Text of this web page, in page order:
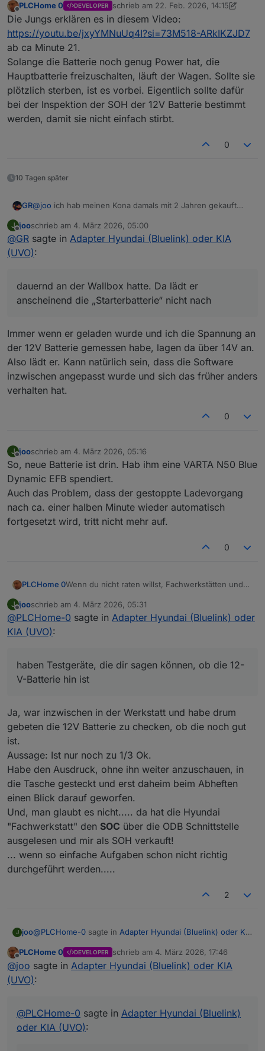
Offline
PLCHome 0 DEVELOPER schrieb am 22. Feb. 2026, 14:15
zuletzt editiert von PLCHome 0
Die Jungs erklären es in diesem Video:
https://youtu.be/jxyYMNuUq4I?si=73M518-ARkIKZJD7
ab ca Minute 21.
Solange die Batterie noch genug Power hat, die
Hauptbatterie freizuschalten, läuft der Wagen. Sollte sie
plötzlich sterben, ist es vorbei. Eigentlich sollte dafür
bei der Inspektion der SOH der 12V Batterie bestimmt
werden, damit sie nicht einfach stirbt.
0
10 Tagen später
GR@joo ich hab meinen Kona damals mit 2 Jahren gekauft
laut meiner Werkstatt - daran gelegen, daß ich das Auto
dauernd an der Wallbox hatte. Da lädt er anscheinend die
„Starterbatterie“ nicht nach.
betätigen. Bei mir zeigt der Adapter im Winter immer
Warnungen an, daß die (neue) Batterie nur 63% hat. Das
hat aber nie irgendwelche Auswirkungen gehabt. Bin auch
J
Offline
jooschrieb am 4. März 2026, 05:00
zuletzt editiert von
@GR sagte in Adapter Hyundai (Bluelink) oder KIA
(UVO):
dauernd an der Wallbox hatte. Da lädt er
anscheinend die „Starterbatterie“ nicht nach
Immer wenn er geladen wurde und ich die Spannung an
der 12V Batterie gemessen habe, lagen da über 14V an.
Also lädt er. Kann natürlich sein, dass die Software
inzwischen angepasst wurde und sich das früher anders
verhalten hat.
0
J jooschrieb am 4. März 2026, 05:16
zuletzt editiert von
So, neue Batterie ist drin. Hab ihm eine VARTA N50 Blue
Dynamic EFB spendiert.
Auch das Problem, dass der gestoppte Ladevorgang
nach ca. einer halben Minute wieder automatisch
fortgesetzt wird, tritt nicht mehr auf.
0
PLCHome 0Wenn du nicht raten willst, Fachwerkstätten und
die dir sagen können, ob die 12-V-Batterie hin ist.
Manche geben dir auch den SOH der Batterie an.
J
Offline
jooschrieb am 4. März 2026, 05:31
zuletzt editiert von
@PLCHome-0 sagte in Adapter Hyundai (Bluelink) oder
KIA (UVO):
haben Testgeräte, die dir sagen können, ob die 12-
V-Batterie hin ist
Ja, war inzwischen in der Werkstatt und habe drum
gebeten die 12V Batterie zu checken, ob die noch gut
ist.
Aussage: Ist nur noch zu 1/3 Ok.
Habe den Ausdruck, ohne ihn weiter anzuschauen, in
die Tasche gesteckt und erst daheim beim Abheften
einen Blick darauf geworfen.
Und, man glaubt es nicht..... da hat die Hyundai
"Fachwerkstatt" den SOC über die ODB Schnittstelle
ausgelesen und mir als SOH verkauft!
... wenn so einfache Aufgaben schon nicht richtig
durchgeführt werden.....
2
J joo@PLCHome-0 sagte in Adapter Hyundai (Bluelink) oder KIA
haben Testgeräte, die dir sagen können, ob die 12-V-
Ja, war inzwischen in der Werkstatt und habe drum
Aussage: Ist nur noch zu 1/3 Ok.
Habe den Ausdruck, ohne ihn weiter anzuschauen, in die
Tasche gesteckt und erst daheim beim Abheften einen
Offline
PLCHome 0 DEVELOPER schrieb am 4. März 2026, 17:46
zuletzt editiert von
@joo sagte in Adapter Hyundai (Bluelink) oder KIA
(UVO):
@PLCHome-0 sagte in Adapter Hyundai (Bluelink)
oder KIA (UVO):